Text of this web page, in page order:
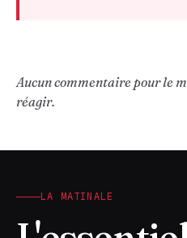
Aucun commentaire pour le
réagir.
LA MATINALE